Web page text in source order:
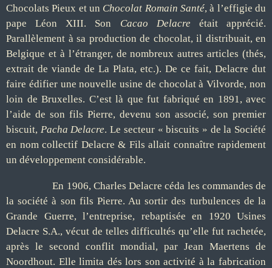
Chocolats Pieux et un Chocolat Romain Santé, à l’effigie du
pape Léon XIII. Son Cacao Delacre était apprécié.
Parallèlement à sa production de chocolat, il distribuait, en
Belgique et à l’étranger, de nombreux autres articles (thés,
extrait de viande de La Plata, etc.). De ce fait, Delacre dut
faire édifier une nouvelle usine de chocolat à Vilvorde, non
loin de Bruxelles. C’est là que fut fabriqué en 1891, avec
l’aide de son fils Pierre, devenu son associé, son premier
biscuit, Pacha Delacre. Le secteur « biscuits » de la Société
en nom collectif Delacre & Fils allait connaître rapidement
un développement considérable.
En 1906, Charles Delacre céda les commandes de
la société à son fils Pierre. Au sortir des turbulences de la
Grande Guerre, l’entreprise, rebaptisée en 1920 Usines
Delacre S.A., vécut de telles difficultés qu’elle fut rachetée,
après le second conflit mondial, par Jean Maertens de
Noordhout. Elle limita dés lors son activité à la fabrication